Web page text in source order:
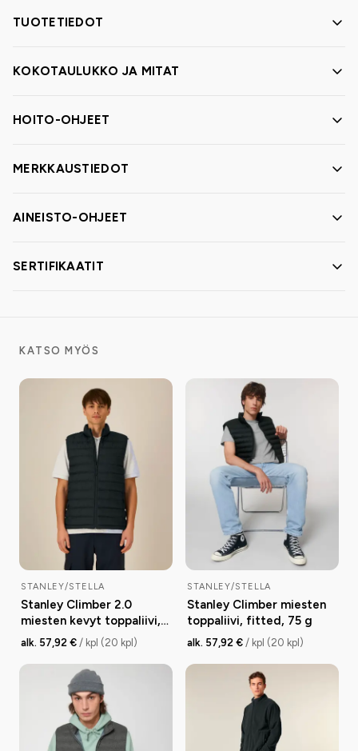
TUOTETIEDOT
KOKOTAULUKKO JA MITAT
HOITO-OHJEET
MERKKAUSTIEDOT
AINEISTO-OHJEET
SERTIFIKAATIT
KATSO MYÖS
STANLEY/STELLA
Stanley Climber 2.0
miesten kevyt toppaliivi,
medium fit, 38 g
alk. 57,92 € / kpl (20 kpl)
STANLEY/STELLA
Stanley Climber miesten
toppaliivi, fitted, 75 g
alk. 57,92 € / kpl (20 kpl)